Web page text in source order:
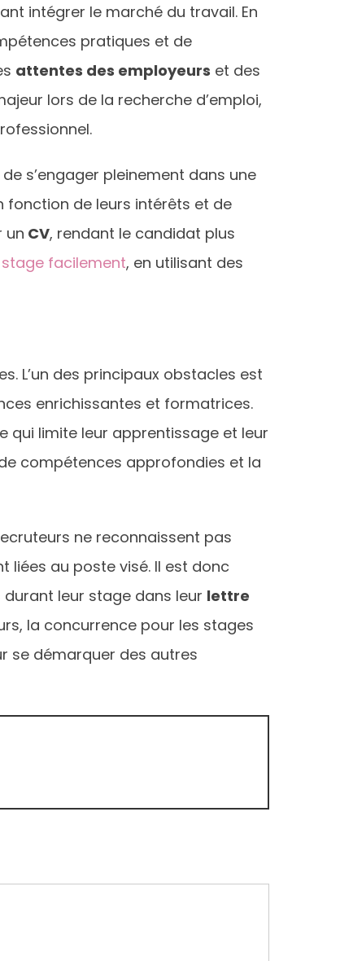
intégrer le marché du travail. En
pratiques et de
attentes des employeurs et des
lors de la recherche d’emploi,
s’engager pleinement dans une
fonction de leurs intérêts et de
un CV, rendant le candidat plus
facilement, en utilisant des
L’un des principaux obstacles est
enrichissantes et formatrices.
qui limite leur apprentissage et leur
compétences approfondies et la
ne reconnaissent pas
liées au poste visé. Il est donc
leur stage dans leur lettre
la concurrence pour les stages
se démarquer des autres